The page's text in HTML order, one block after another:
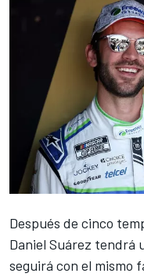
Después de cinco
Daniel Suárez tendrá
seguirá con el mismo